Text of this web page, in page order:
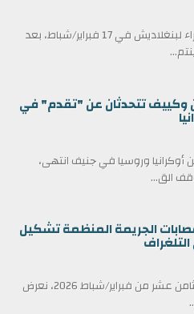
أدى طارق رحمن اليمين كرئيس وزراء لبنغلاديش في 17 فبراير/شباط، بعد
وكييف تتحدثان عن "تقدم" في
أوكرانيا وروسيا في جنيف انتهى،
الق...
الجريمة المنظمة تشكيل
في عناوين الصحف ليوم الأربعاء الثامن عشر من فبراير/شباط 2026، نعرض